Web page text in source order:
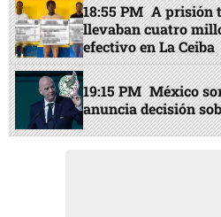
18:55 PM A prisión
llevaban cuatro
efectivo en La Ceiba
19:15 PM México
anuncia decisión